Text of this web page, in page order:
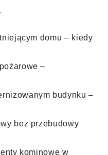
domu – kiedy
–
budynku –
bez przebudowy
kominowe w